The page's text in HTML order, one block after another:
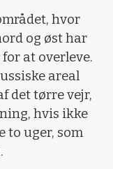
hvor
og øst har
at overleve.
areal
det tørre vejr,
hvis ikke
to uger, som